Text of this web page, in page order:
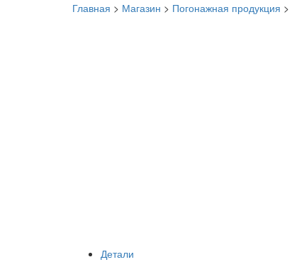
Главная > Магазин > Погонажная продукция >
Детали